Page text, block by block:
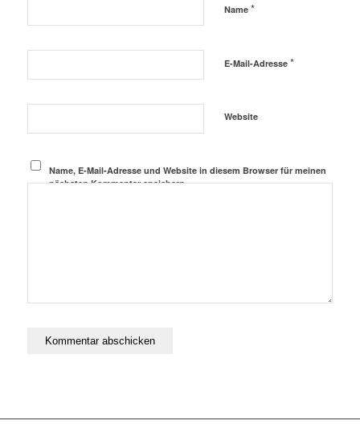
Name *
E-Mail-Adresse *
Website
Name, E-Mail-Adresse und Website in diesem Browser für meinen
nächsten Kommentar speichern.